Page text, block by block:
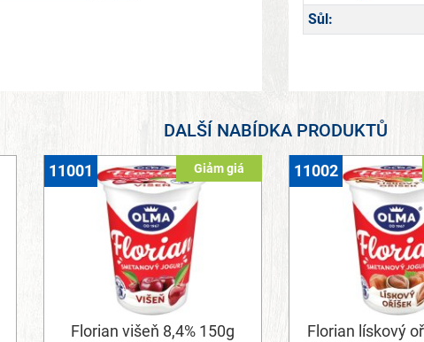
Sůl:
DALŠÍ NABÍDKA PRODUKTŮ
Giảm giá
Florian višeň 8,4% 150g
11001
Florian lískový
11002